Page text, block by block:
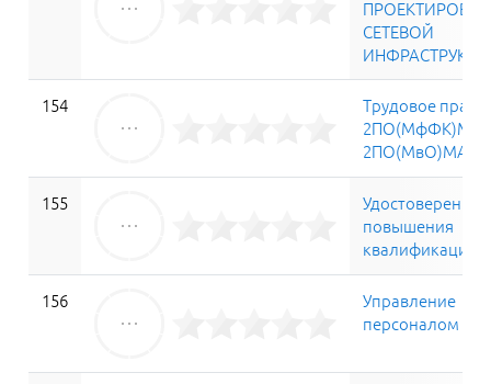
СЕТЕВОЙ
154
Трудовое право
155
Удостоверение
повышения
квалификации
156
Управление
персоналом